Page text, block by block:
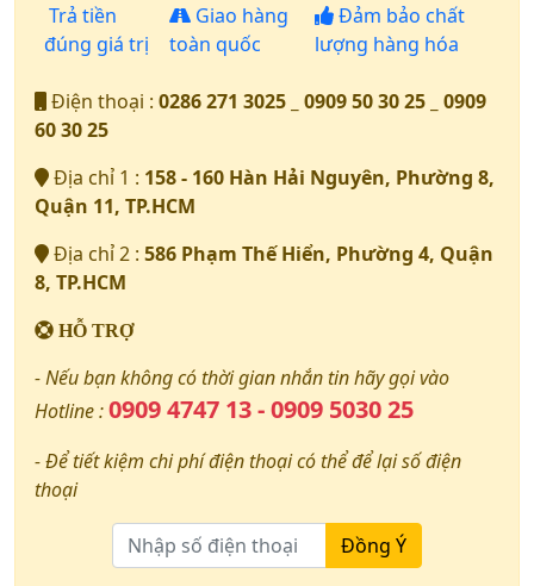
Trả tiền
đúng giá trị
Giao hàng
toàn quốc
Đảm bảo chất
lượng hàng hóa
Điện thoại : 0286 271 3025 _ 0909 50 30 25 _ 0909
60 30 25
Địa chỉ 1 : 158 - 160 Hàn Hải Nguyên, Phường 8,
Quận 11, TP.HCM
Địa chỉ 2 : 586 Phạm Thế Hiển, Phường 4, Quận
8, TP.HCM
HỖ TRỢ
- Nếu bạn không có thời gian nhắn tin hãy gọi vào
Hotline :0909 4747 13 - 0909 5030 25
- Để tiết kiệm chi phí điện thoại có thể để lại số điện
thoại
Đồng Ý